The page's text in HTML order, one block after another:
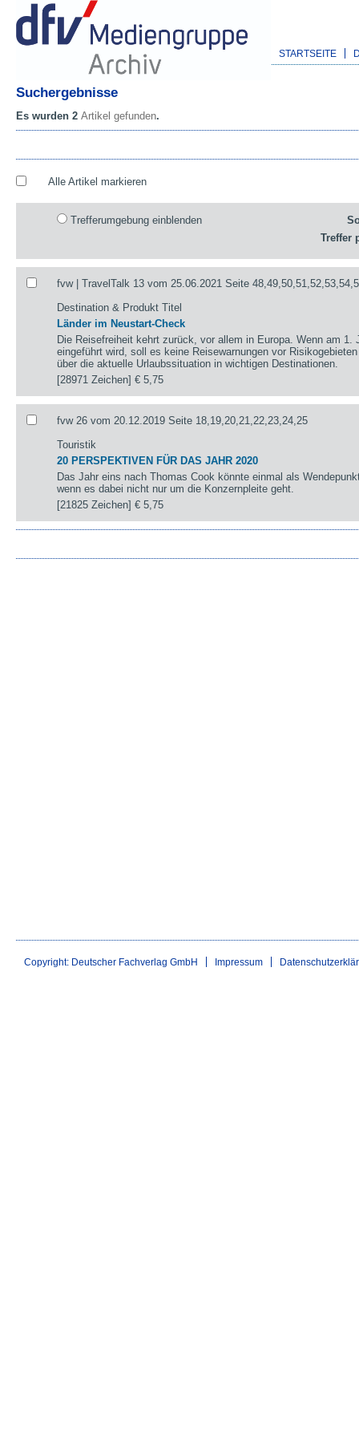
STARTSEITE
Suchergebnisse
Es wurden 2 Artikel gefunden.
Alle Artikel markieren
Trefferumgebung einblenden
Treffer
fvw | TravelTalk 13 vom 25.06.2021 Seite
Destination & Produkt Titel
Länder im Neustart-Check
Die Reisefreiheit kehrt zurück, vor allem in Europa. Wenn am 1.
eingeführt wird, soll es keine Reisewarnungen vor
über die aktuelle Urlaubssituation in wichtigen Destinationen.
[28971 Zeichen]€ 5,75
fvw 26 vom 20.12.2019 Seite 18,19,20,21,22,23,24,25
Touristik
20 PERSPEKTIVEN FÜR DAS JAHR 2020
Das Jahr eins nach Thomas Cook könnte einmal als
wenn es dabei nicht nur um die Konzernpleite geht.
[21825 Zeichen]€ 5,75
Copyright: Deutscher Fachverlag GmbH Impressum